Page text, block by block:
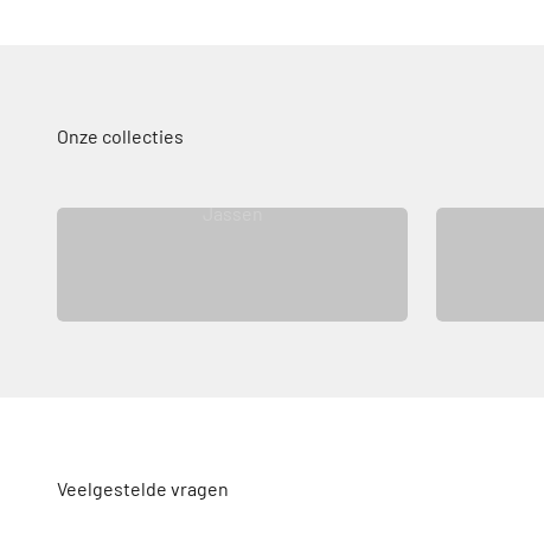
Jassen
Veelgestelde vragen